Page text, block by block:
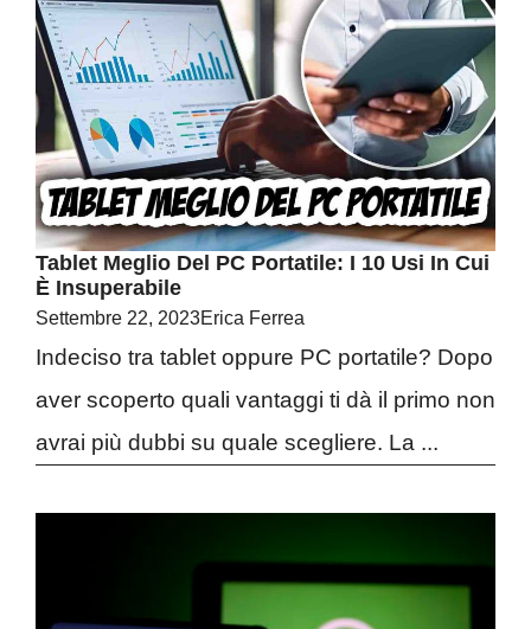
Tablet Meglio Del PC Portatile: I 10 Usi In Cui
È Insuperabile
Settembre 22, 2023Erica Ferrea
Indeciso tra tablet oppure PC portatile? Dopo
aver scoperto quali vantaggi ti dà il primo non
avrai più dubbi su quale scegliere. La ...